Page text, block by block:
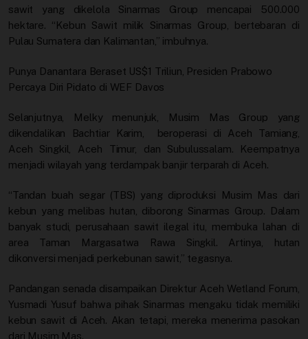
sawit yang dikelola Sinarmas Group mencapai 500.000
hektare. “Kebun Sawit milik Sinarmas Group, bertebaran di
Pulau Sumatera dan Kalimantan,” imbuhnya.
Punya Danantara Beraset US$1 Triliun, Presiden Prabowo
Percaya Diri Pidato di WEF Davos
Selanjutnya, Melky menunjuk, Musim Mas Group yang
dikendalikan Bachtiar Karim, beroperasi di Aceh Tamiang,
Aceh Singkil, Aceh Timur, dan Subulussalam. Keempatnya
menjadi wilayah yang terdampak banjir terparah di Aceh.
“Tandan buah segar (TBS) yang diproduksi Musim Mas dari
kebun yang melibas hutan, diborong Sinarmas Group. Dalam
banyak studi, perusahaan sawit ilegal itu, membuka lahan di
area Taman Margasatwa Rawa Singkil. Artinya, hutan
dikonversi menjadi perkebunan sawit,” tegasnya.
Pandangan senada disampaikan Direktur Aceh Wetland Forum,
Yusmadi Yusuf bahwa pihak Sinarmas mengaku tidak memiliki
kebun sawit di Aceh. Akan tetapi, mereka menerima pasokan
dari Musim Mas.